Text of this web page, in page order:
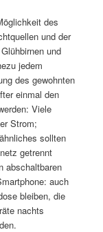
des
und der
und
jedem
des gewohnten
einmal den
Viele
Strom;
sollten
getrennt
abschaltbaren
auch
bleiben, die
nachts